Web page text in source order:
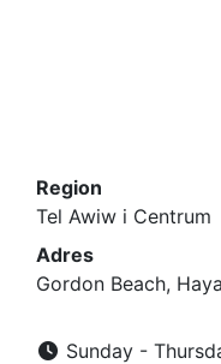
Region
Tel Awiw i Centrum
Adres
Gordon Beach,
Sunday -